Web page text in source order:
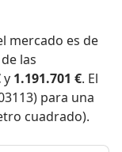
mercado es de
las
y 1.191.701 €. El
para una
cuadrado).